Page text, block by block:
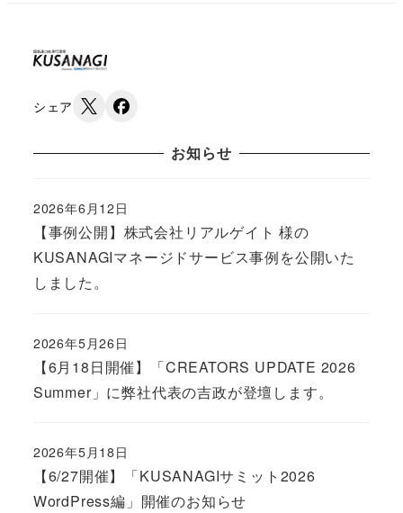
シェア
お知らせ
【事例公開】株式会社リアルゲイト 様の
KUSANAGIマネージドサービス事例を公開いた
しました。
Published
2026年6月12日
【6月18日開催】「CREATORS UPDATE 2026
Summer」に弊社代表の吉政が登壇します。
Published
2026年5月26日
【6/27開催】「KUSANAGIサミット2026
WordPress編」開催のお知らせ
Published
2026年5月18日